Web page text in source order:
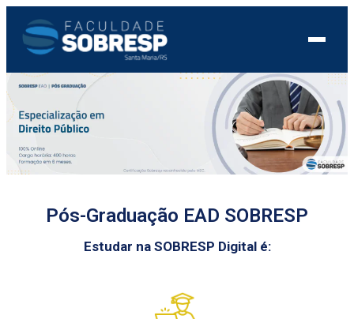
Pós-Graduação EAD SOBRESP
Estudar na SOBRESP Digital é: